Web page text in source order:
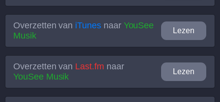
Overzetten van iTunesnaar YouSee
Musik
Lezen
Overzetten van Last.fm naar
YouSee Musik
Lezen